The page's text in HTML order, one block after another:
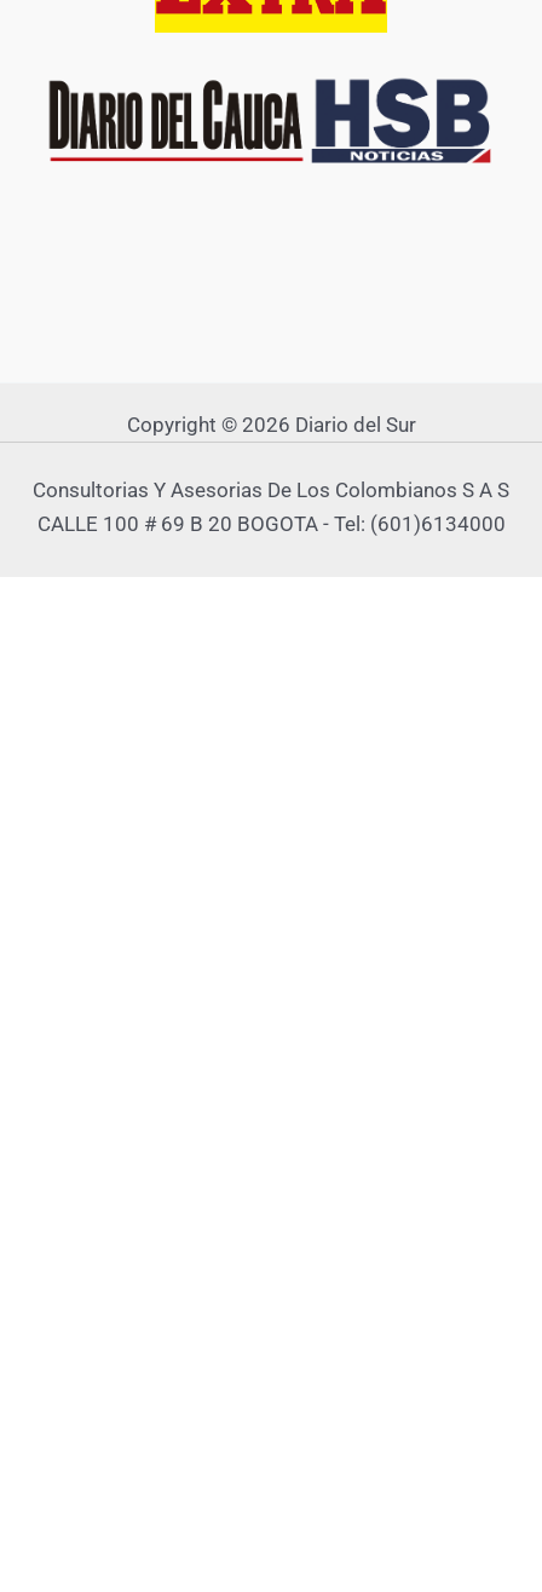
Copyright © 2026 Diario del Sur
Consultorias Y Asesorias De Los Colombianos S A S
CALLE 100 # 69 B 20 BOGOTA - Tel: (601)6134000